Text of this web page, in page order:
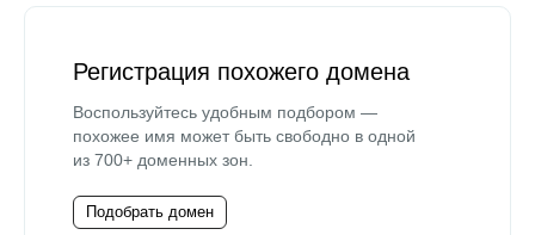
Регистрация похожего домена
Воспользуйтесь удобным подбором —
похожее имя может быть свободно в одной
из 700+ доменных зон.
Подобрать домен